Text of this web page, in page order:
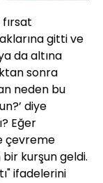
gitti ve
da altına
sonra
neden bu
diye
Eğer
çevreme
kurşun geldi.
ifadelerini